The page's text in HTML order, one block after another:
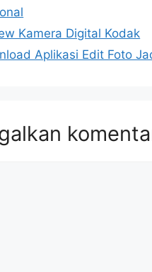
Kamera Digital Kodak
Aplikasi Edit Foto